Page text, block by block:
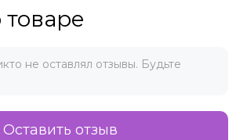
не оставлял отзывы. Будьте
Оставить отзыв